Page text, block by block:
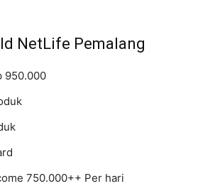
NetLife Pemalang
950.000
750.000++ Per hari